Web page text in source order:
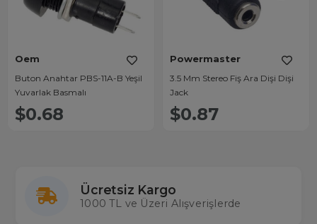
Oem
Buton Anahtar PBS-11A-B Yeşil
Yuvarlak Basmalı
$0.68
Powermaster
3.5 Mm Stereo Fiş Ara Dişi Dişi
Jack
$0.87
Ücretsiz Kargo
1000 TL ve Üzeri Alışverişlerde